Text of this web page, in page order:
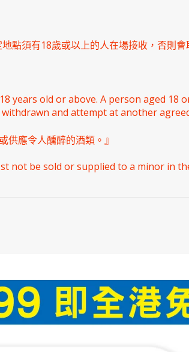
點須有18歲或以上的人在場接收，否則
years old or above. A person aged 18
and attempt at another
供應令人醺醉的酒類。』
not be sold or supplied to a minor in